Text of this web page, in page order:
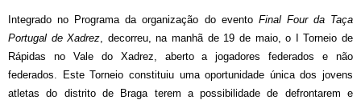
Integrado no Programa da organização do evento Final Four da Taça
Portugal de Xadrez , decorreu, na manhã de 19 de maio, o I Torneio de
Rápidas no Vale do Xadrez, aberto a jogadores federados e não
federados. Este Torneio constituiu uma oportunidade única dos jovens
atletas do distrito de Braga terem a possibilidade de defrontarem e